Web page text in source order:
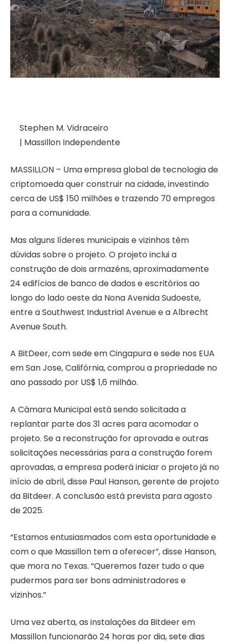
Stephen M. Vidraceiro
| Massillon Independente
MASSILLON – Uma empresa global de tecnologia de
criptomoeda quer construir na cidade, investindo
cerca de US$ 150 milhões e trazendo 70 empregos
para a comunidade.
Mas alguns líderes municipais e vizinhos têm
dúvidas sobre o projeto. O projeto inclui a
construção de dois armazéns, aproximadamente
24 edifícios de banco de dados e escritórios ao
longo do lado oeste da Nona Avenida Sudoeste,
entre a Southwest Industrial Avenue e a Albrecht
Avenue South.
A BitDeer, com sede em Cingapura e sede nos EUA
em San Jose, Califórnia, comprou a propriedade no
ano passado por US$ 1,6 milhão.
A Câmara Municipal está sendo solicitada a
replantar parte dos 31 acres para acomodar o
projeto. Se a reconstrução for aprovada e outras
solicitações necessárias para a construção forem
aprovadas, a empresa poderá iniciar o projeto já no
início de abril, disse Paul Hanson, gerente de projeto
da Bitdeer. A conclusão está prevista para agosto
de 2025.
“Estamos entusiasmados com esta oportunidade e
com o que Massillon tem a oferecer”, disse Hanson,
que mora no Texas. “Queremos fazer tudo o que
pudermos para ser bons administradores e
vizinhos.”
Uma vez aberta, as instalações da Bitdeer em
Massillon funcionarão 24 horas por dia, sete dias